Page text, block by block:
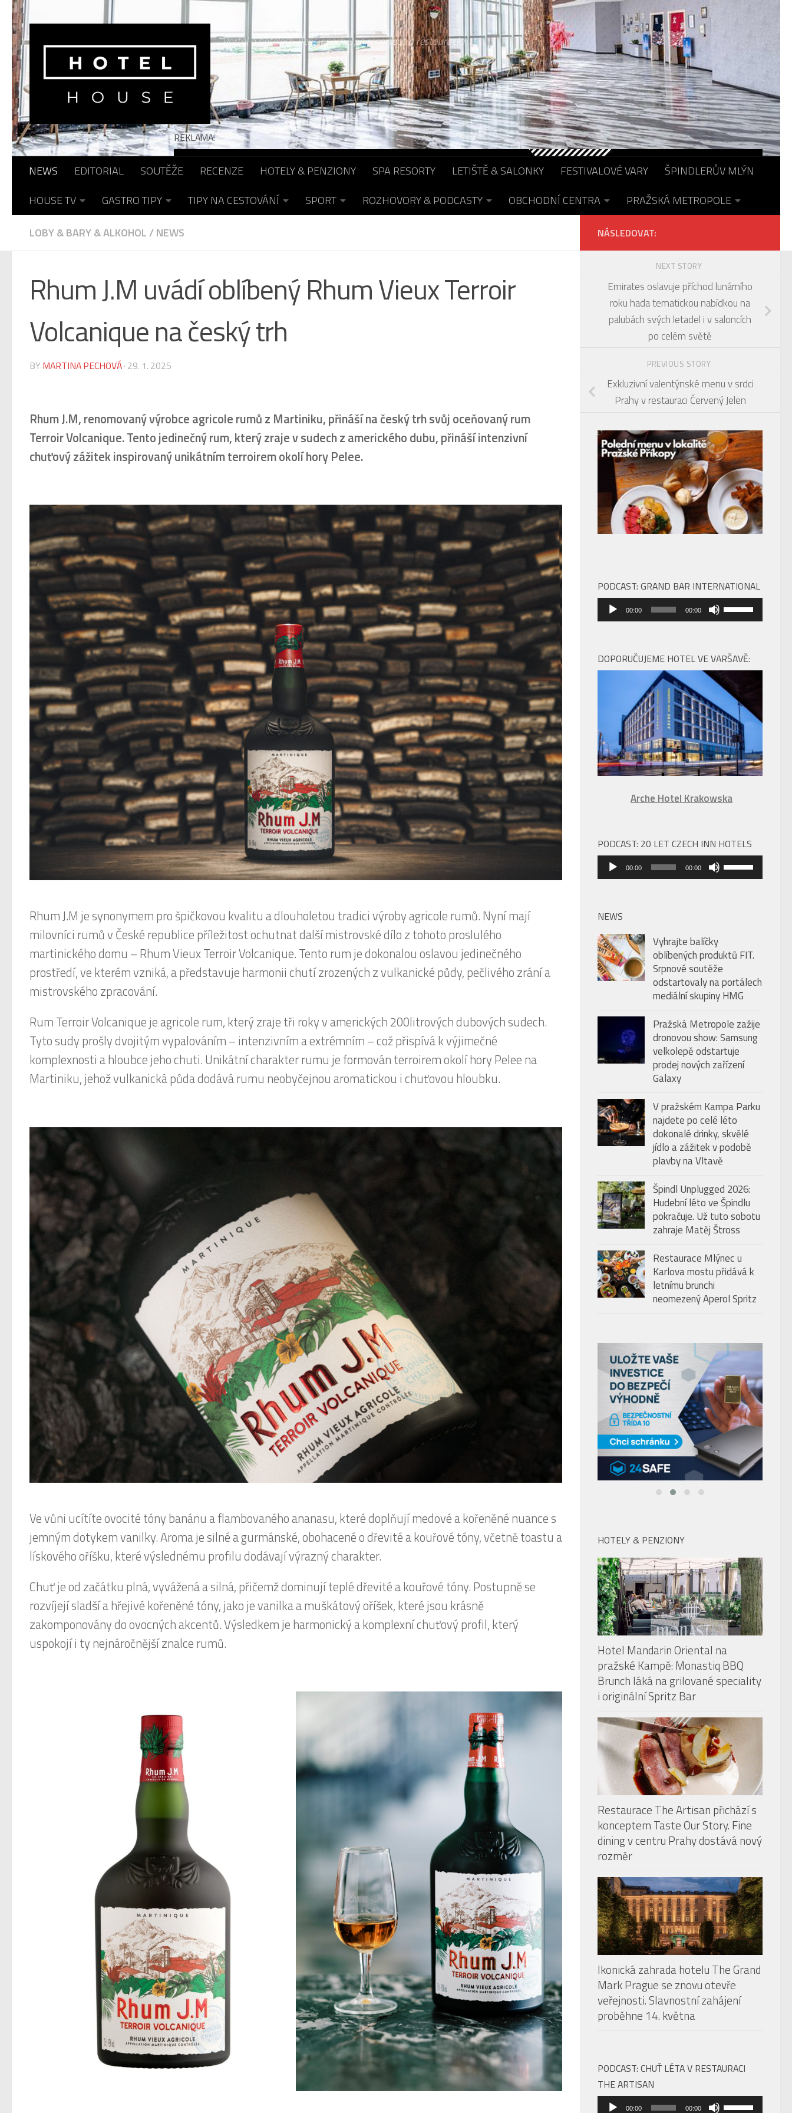
Skip to content
Portál o hotelech, pensionech, spa resortech a restauracích...
REKLAMA:
NEWS EDITORIAL SOUTĚŽE RECENZE HOTELY & PENZIONY SPA RESORTY LETIŠTĚ & SALONKY FESTIVALOVÉ VARY
ŠPINDLERŮV MLÝN
HOUSE TV
GASTRO TIPY TIPY NA CESTOVÁNÍ SPORT ROZHOVORY & PODCASTY OBCHODNÍ CENTRA PRAŽSKÁ METROPOLE
LOBY & BARY & ALKOHOL / NEWS
Rhum J.M uvádí oblíbený Rhum Vieux Terroir
Volcanique na český trh
BY MARTINA PECHOVÁ· 29. 1. 2025
Rhum J.M, renomovaný výrobce agricole rumů z Martiniku, přináší na český trh svůj oceňovaný rum
Terroir Volcanique. Tento jedinečný rum, který zraje v sudech z amerického dubu, přináší intenzivní
chuťový zážitek inspirovaný unikátním terroirem okolí hory Pelee.
Rhum J.M je synonymem pro špičkovou kvalitu a dlouholetou tradici výroby agricole rumů. Nyní mají
milovníci rumů v České republice příležitost ochutnat další mistrovské dílo z tohoto proslulého
martinického domu – Rhum Vieux Terroir Volcanique. Tento rum je dokonalou oslavou jedinečného
prostředí, ve kterém vzniká, a představuje harmonii chutí zrozených z vulkanické půdy, pečlivého zrání a
mistrovského zpracování.
Rum Terroir Volcanique je agricole rum, který zraje tři roky v amerických 200litrových dubových sudech.
Tyto sudy prošly dvojitým vypalováním – intenzivním a extrémním – což přispívá k výjimečné
komplexnosti a hloubce jeho chuti. Unikátní charakter rumu je formován terroirem okolí hory Pelee na
Martiniku, jehož vulkanická půda dodává rumu neobyčejnou aromatickou i chuťovou hloubku.
Ve vůni ucítíte ovocité tóny banánu a flambovaného ananasu, které doplňují medové a kořeněné nuance s
jemným dotykem vanilky. Aroma je silné a gurmánské, obohacené o dřevité a kouřové tóny, včetně toastu a
lískového oříšku, které výslednému profilu dodávají výrazný charakter.
Chuť je od začátku plná, vyvážená a silná, přičemž dominují teplé dřevité a kouřové tóny. Postupně se
rozvíjejí sladší a hřejivé kořeněné tóny, jako je vanilka a muškátový oříšek, které jsou krásně
zakomponovány do ovocných akcentů. Výsledkem je harmonický a komplexní chuťový profil, který
uspokojí i ty nejnáročnější znalce rumů.
NÁSLEDOVAT:
NEXT STORY
Emirates oslavuje příchod lunárního
roku hada tematickou nabídkou na
palubách svých letadel i v saloncích
po celém světě
PREVIOUS STORY
Exkluzivní valentýnské menu v srdci
Prahy v restauraci Červený Jelen
PODCAST: GRAND BAR INTERNATIONAL
Audio
přehrávač
00:00 00:00
Použitím
šipek
zvýšíte
nebo
snížíte
úroveň
hlasitosti.
DOPORUČUJEME HOTEL VE VARŠAVĚ:
Arche Hotel Krakowska
PODCAST: 20 LET CZECH INN HOTELS
Audio
přehrávač
00:00 00:00
Použitím
šipek
úroveň
NEWS
Vyhrajte balíčky
oblíbených produktů FIT.
Srpnové soutěže
odstartovaly na portálech
mediální skupiny HMG
Pražská Metropole zažije
dronovou show: Samsung
velkolepě odstartuje
prodej nových zařízení
Galaxy
V pražském Kampa Parku
najdete po celé léto
dokonalé drinky, skvělé
jídlo a zážitek v podobě
plavby na Vltavě
Špindl Unplugged 2026:
Hudební léto ve Špindlu
pokračuje. Už tuto sobotu
zahraje Matěj Štross
Restaurace Mlýnec u
Karlova mostu přidává k
letnímu brunchi
neomezený Aperol Spritz
HOTELY & PENZIONY
Hotel Mandarin Oriental na
pražské Kampě: Monastiq BBQ
Brunch láká na grilované speciality
i originální Spritz Bar
Restaurace The Artisan přichází s
konceptem Taste Our Story. Fine
dining v centru Prahy dostává nový
rozměr
Ikonická zahrada hotelu The Grand
Mark Prague se znovu otevře
veřejnosti. Slavnostní zahájení
proběhne 14. května
PODCAST: CHUŤ LÉTA V RESTAURACI
THE ARTISAN
Audio
00:00 00:00 Použitím